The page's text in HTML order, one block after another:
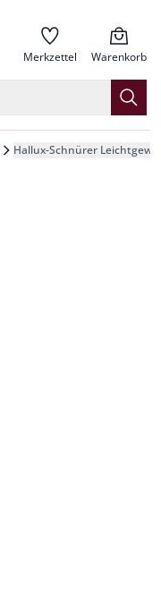
Merkzettel Warenkorb
Hallux-Schnürer